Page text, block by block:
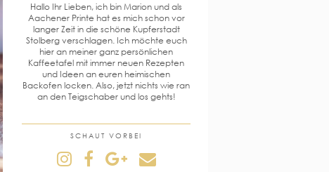
Hallo Ihr Lieben, ich bin Marion und als
Aachener Printe hat es mich schon vor
langer Zeit in die schöne Kupferstadt
Stolberg verschlagen. Ich möchte euch
hier an meiner ganz persönlichen
Kaffeetafel mit immer neuen Rezepten
und Ideen an euren heimischen
Backofen locken. Also, jetzt nichts wie ran
an den Teigschaber und los gehts!
SCHAUT VORBEI